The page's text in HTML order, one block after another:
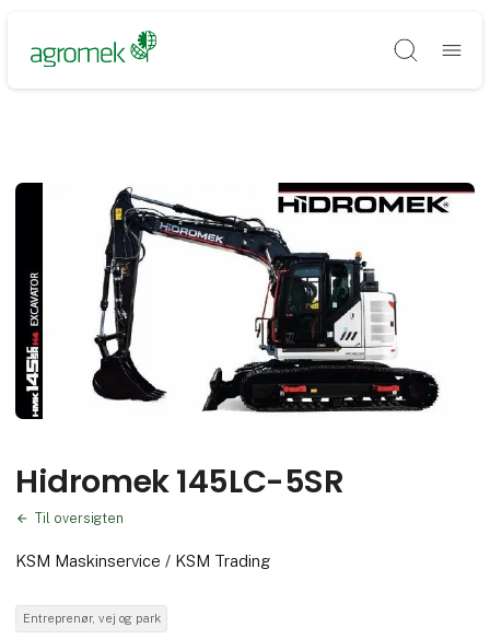
Søg
Hidromek 145LC-5SR
Til oversigten
KSM Maskinservice / KSM Trading
Entreprenør, vej og park